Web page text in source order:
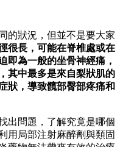
的狀況，但並不是要大家
很長，可能在脊椎處或在
即為一般的坐骨神經痛，
其中最多是來自梨狀肌的
狀，導致髖部臀部疼痛和
出問題，了解究竟是哪個
用局部注射麻醉劑與類固